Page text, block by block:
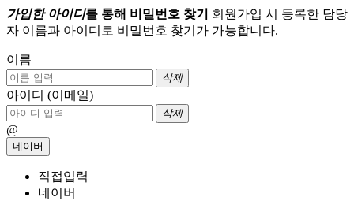
가입한 아이디를 통해 비밀번호 찾기
회원가입 시 등록한 담당
자 이름과 아이디로 비밀번호 찾기가 가능합니다.
이름
삭제
아이디 (이메일)
삭제
@
네이버
직접입력
네이버